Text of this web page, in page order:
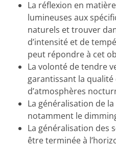
La réflexion en
lumineuses aux
naturels et trouver
d’intensité et de
peut répondre à cet
La volonté de tendre
garantissant la qualité
d’atmosphères
La généralisation de
notamment le
La généralisation des
être terminée à